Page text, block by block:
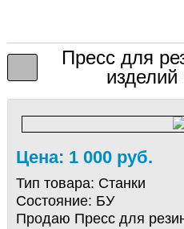
Пресс для
Цена: 1 000 руб.
Тип товара: Станки
Состояние: БУ
Продаю Пресс для